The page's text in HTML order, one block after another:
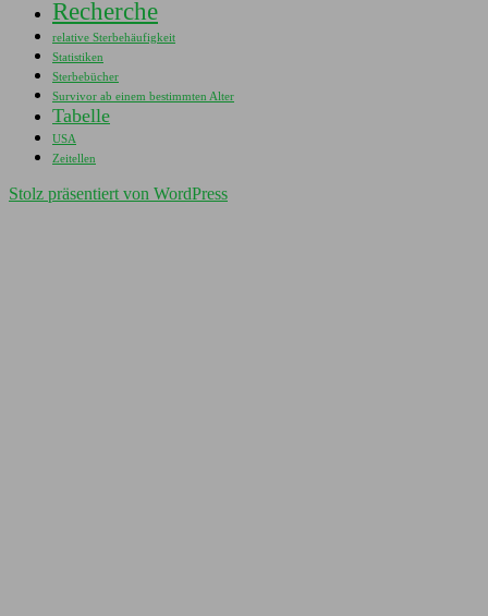
Recherche
relative Sterbehäufigkeit
Statistiken
Sterbebücher
Survivor ab einem bestimmten Alter
Tabelle
USA
Zeitellen
Stolz präsentiert von WordPress